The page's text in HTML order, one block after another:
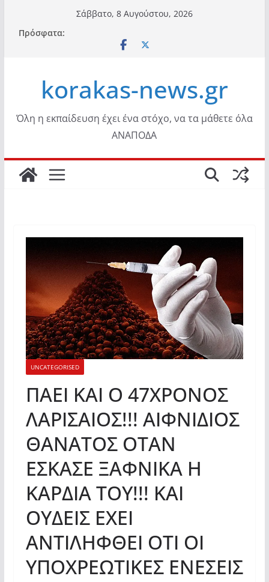
περιεχόμενο
Σάββατο, 8 Αυγούστου, 2026
Πρόσφατα:
korakas-news.gr
Όλη η εκπαίδευση έχει ένα στόχο, να τα μάθετε όλα
ΑΝΑΠΟΔΑ
UNCATEGORISED
ΠΑΕΙ ΚΑΙ Ο 47ΧΡΟΝΟΣ
ΛΑΡΙΣΑΙΟΣ!!! ΑΙΦΝΙΔΙΟΣ
ΘΑΝΑΤΟΣ ΟΤΑΝ
ΕΣΚΑΣΕ ΞΑΦΝΙΚΑ Η
ΚΑΡΔΙΑ ΤΟΥ!!! ΚΑΙ
ΟΥΔΕΙΣ ΕΧΕΙ
ΑΝΤΙΛΗΦΘΕΙ ΟΤΙ ΟΙ
ΥΠΟΧΡΕΩΤΙΚΕΣ ΕΝΕΣΕΙΣ